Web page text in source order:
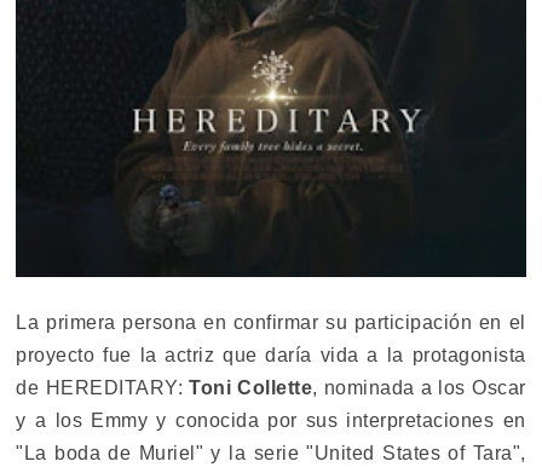
La primera persona en confirmar su participación en el
proyecto fue la actriz que daría vida a la protagonista
de HEREDITARY:Toni Collette, nominada a los Oscar
y a los Emmy y conocida por sus interpretaciones en
"La boda de Muriel" y la serie "United States of Tara",